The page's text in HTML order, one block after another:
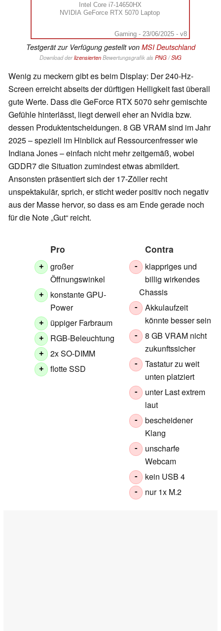
Intel Core i7-14650HX
NVIDIA GeForce RTX 5070 Laptop
Gaming - 23/06/2025 - v8
Testgerät zur Verfügung gestellt von MSI Deutschland
Download derlizensiertenBewertungsgrafik als PNG/SVG
Wenig zu meckern gibt es beim Display: Der 240-Hz-
Screen erreicht abseits der dürftigen Helligkeit fast überall
gute Werte. Dass die GeForce RTX 5070 sehr gemischte
Gefühle hinterlässt, liegt derweil eher an Nvidia bzw.
dessen Produktentscheidungen. 8 GB VRAM sind im Jahr
2025 – speziell im Hinblick auf Ressourcenfresser wie
Indiana Jones – einfach nicht mehr zeitgemäß, wobei
GDDR7 die Situation zumindest etwas abmildert.
Ansonsten präsentiert sich der 17-Zöller recht
unspektakulär, sprich, er sticht weder positiv noch negativ
aus der Masse hervor, so dass es am Ende gerade noch
für die Note „Gut“ reicht.
Pro
+
großer
Öffnungswinkel
+
konstante GPU-
Power
+ üppiger Farbraum
+ RGB-Beleuchtung
+ 2x SO-DIMM
+ flotte SSD
Contra
-
klappriges und
billig wirkendes
Chassis
-
Akkulaufzeit
könnte besser sein
-
8 GB VRAM nicht
zukunftssicher
-
Tastatur zu weit
unten platziert
-
unter Last extrem
laut
-
bescheidener
Klang
-
unscharfe
Webcam
- kein USB 4
- nur 1x M.2